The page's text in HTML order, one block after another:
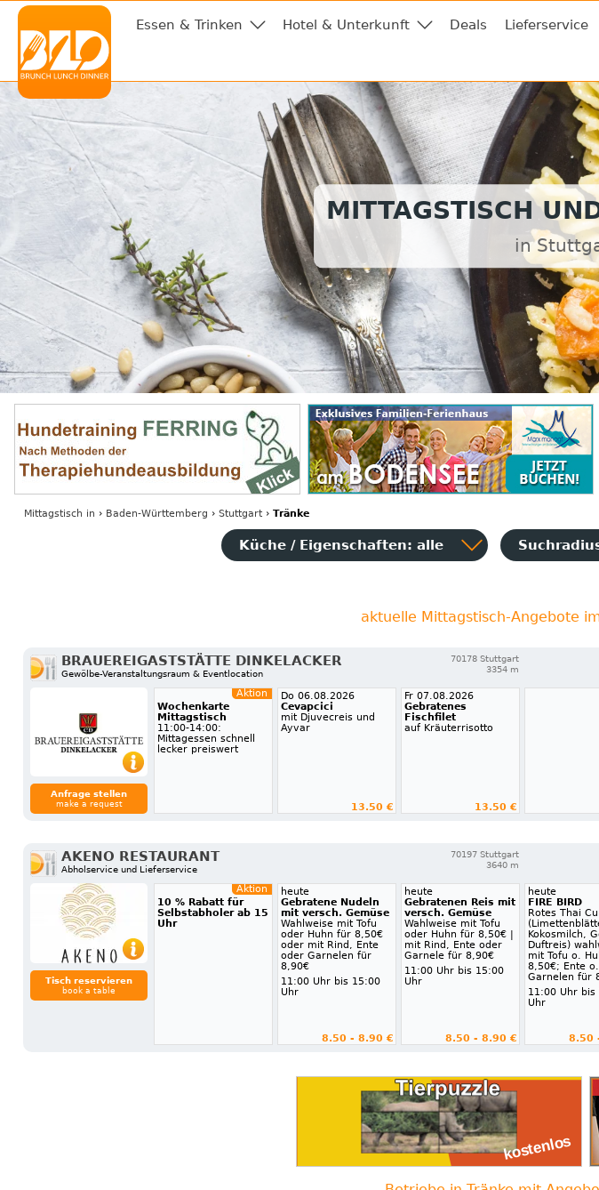
Essen & Trinken Hotel & Unterkunft Deals Lieferservice
MITTAGSTISCH
in
Mittagstisch in › Baden-Württemberg › Stuttgart› Tränke
Küche / Eigenschaften: alle
aktuelle Mittagstisch-Angebote
BRAUEREIGASTSTÄTTE DINKELACKER
Gewölbe-Veranstaltungsraum & Eventlocation
70178 Stuttgart
3354 m
Anfrage stellen
make a request
Aktion
Wochenkarte
Mittagstisch
11:00-14:00:
Mittagessen schnell
lecker preiswert
Do 06.08.2026
Cevapcici
mit Djuvecreis und
Ayvar
13.50 €
Fr 07.08.2026
Gebratenes
Fischfilet
auf Kräuterrisotto
13.50 €
AKENO RESTAURANT
Abholservice und Lieferservice
70197 Stuttgart
3640 m
Tisch reservieren
book a table
Aktion
10 % Rabatt für
Selbstabholer ab 15
Uhr
heute
Gebratene Nudeln
mit versch. Gemüse
Wahlweise mit Tofu
oder Huhn für 8,50€
oder mit Rind, Ente
oder Garnelen für
8,90€
11:00 Uhr bis 15:00
Uhr
8.50 - 8.90 €
heute
Gebratenen Reis mit
versch. Gemüse
Wahlweise mit Tofu
oder Huhn für 8,50€ |
mit Rind, Ente oder
Garnele für 8,90€
11:00 Uhr bis 15:00
Uhr
8.50 - 8.90 €
heute
FIRE BIRD
Rotes Thai
Kokosmilch,
Duftreis)
mit Tofu o.
8,50€; Ente o.
Garnelen für
11:00 Uhr bis
Uhr
8.50